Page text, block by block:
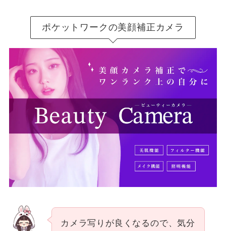
ポケットワークの美顔補正カメラ
カメラ写りが良くなるので、気分